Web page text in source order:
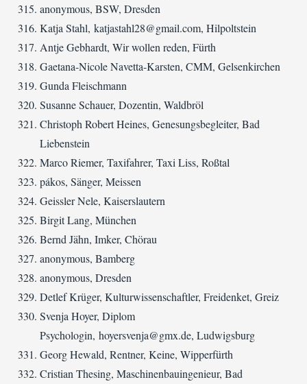
anonymous, BSW, Dresden
Katja Stahl, katjastahl28@gmail.com, Hilpoltstein
Antje Gebhardt, Wir wollen reden, Fürth
Gaetana-Nicole Navetta-Karsten, CMM, Gelsenkirchen
Gunda Fleischmann
Susanne Schauer, Dozentin, Waldbröl
Christoph Robert Heines, Genesungsbegleiter, Bad
Liebenstein
Marco Riemer, Taxifahrer, Taxi Liss, Roßtal
pákos, Sänger, Meissen
Geissler Nele, Kaiserslautern
Birgit Lang, München
Bernd Jähn, Imker, Chörau
anonymous, Bamberg
anonymous, Dresden
Detlef Krüger, Kulturwissenschaftler, Freidenket, Greiz
Svenja Hoyer, Diplom
Psychologin, hoyersvenja@gmx.de, Ludwigsburg
Georg Hewald, Rentner, Keine, Wipperfürth
Cristian Thesing, Maschinenbauingenieur, Bad